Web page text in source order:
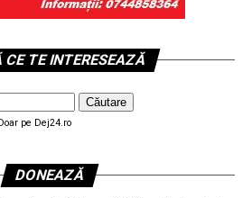
TE INTERESEAZĂ
Doar pe Dej24.ro
DONEAZĂ